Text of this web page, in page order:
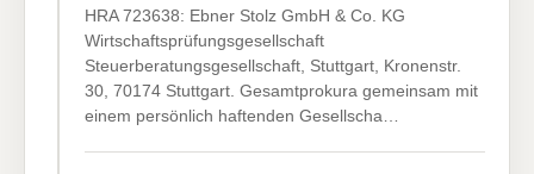
HRA 723638: Ebner Stolz GmbH & Co. KG
Wirtschaftsprüfungsgesellschaft
Steuerberatungsgesellschaft, Stuttgart, Kronenstr.
30, 70174 Stuttgart. Gesamtprokura gemeinsam mit
einem persönlich haftenden Gesellscha…